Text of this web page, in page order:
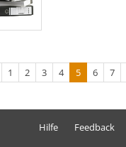
1 2 3 4 5 6 7
Hilfe Feedback